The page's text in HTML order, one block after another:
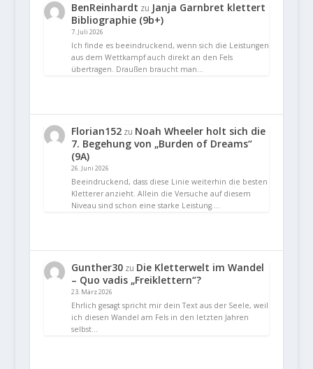
BenReinhardt zu Janja Garnbret klettert
Bibliographie (9b+)
7. Juli 2026
Ich finde es beeindruckend, wenn sich die Leistungen
aus dem Wettkampf auch direkt an den Fels
übertragen. Draußen braucht man…
Florian152zu Noah Wheeler holt sich die
7. Begehung von „Burden of Dreams“
(9A)
26. Juni 2026
Beeindruckend, dass diese Linie weiterhin die besten
Kletterer anzieht. Allein die Versuche auf diesem
Niveau sind schon eine starke Leistung.…
Gunther30zu Die Kletterwelt im Wandel
– Quo vadis „Freiklettern“?
23. März 2026
Ehrlich gesagt spricht mir dein Text aus der Seele, weil
ich diesen Wandel am Fels in den letzten Jahren
selbst…